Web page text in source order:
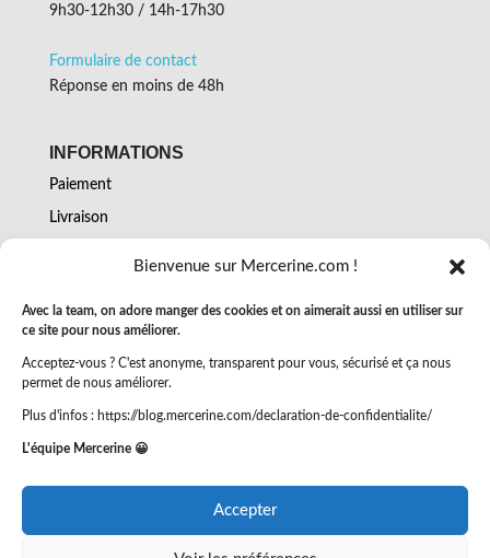
Bienvenue sur Mercerine.com !
Avec la team, on adore manger des cookies et on aimerait aussi en utiliser sur
ce site pour nous améliorer.
Acceptez-vous ? C'est anonyme, transparent pour vous, sécurisé et ça nous
permet de nous améliorer.
Plus d'infos : https://blog.mercerine.com/declaration-de-confidentialite/
L'équipe Mercerine 😀
Accepter
9h30-12h30 / 14h-17h30
Formulaire de contact
Réponse en moins de 48h
INFORMATIONS
Paiement
Livraison
Mentions légales et confidentialité
Bon cadeau Mercerine
TOUTES LES NOUVEAUTES
Retrouvez nouveautés et réalisations